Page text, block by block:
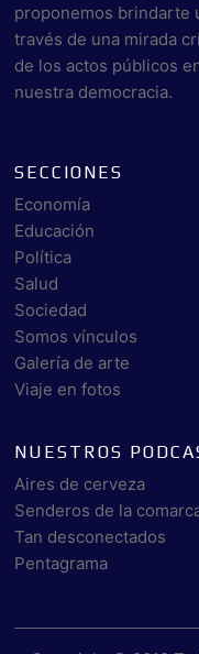
proponemos brindarte
través de una mirada
de los actos públicos
nuestra democracia.
SECCIONES
Economía
Educación
Política
Salud
Sociedad
Somos vínculos
Galería de arte
Viaje en fotos
NUESTROS
Aires de cerveza
Senderos de la
Tan desconectados
Pentagrama